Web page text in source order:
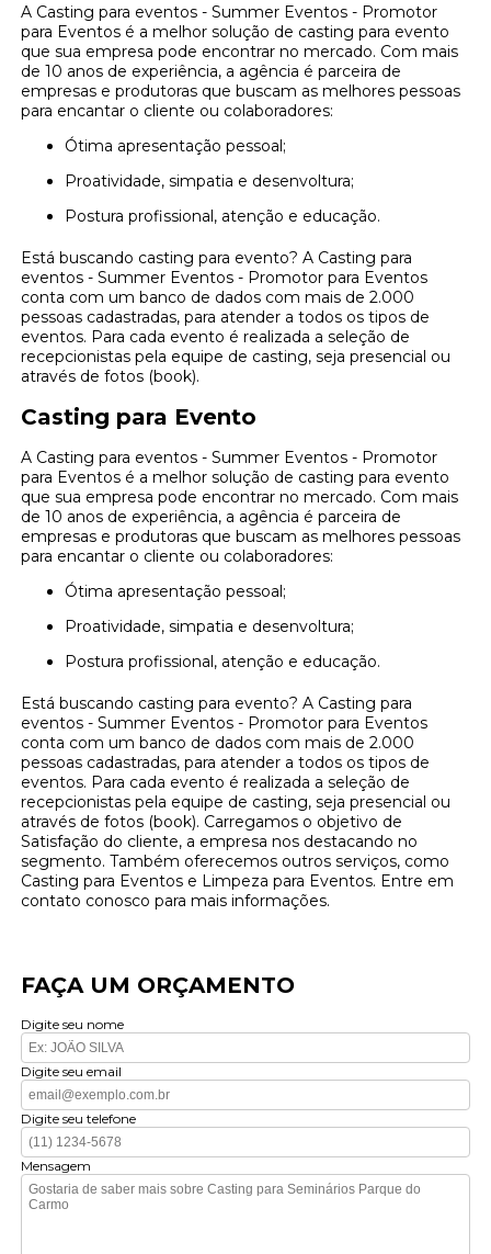
A Casting para eventos - Summer Eventos - Promotor
para Eventos é a melhor solução de casting para evento
que sua empresa pode encontrar no mercado. Com mais
de 10 anos de experiência, a agência é parceira de
empresas e produtoras que buscam as melhores pessoas
para encantar o cliente ou colaboradores:
Ótima apresentação pessoal;
Proatividade, simpatia e desenvoltura;
Postura profissional, atenção e educação.
Está buscando casting para evento? A Casting para
eventos - Summer Eventos - Promotor para Eventos
conta com um banco de dados com mais de 2.000
pessoas cadastradas, para atender a todos os tipos de
eventos. Para cada evento é realizada a seleção de
recepcionistas pela equipe de casting, seja presencial ou
através de fotos (book).
Casting para Evento
A Casting para eventos - Summer Eventos - Promotor
para Eventos é a melhor solução de casting para evento
que sua empresa pode encontrar no mercado. Com mais
de 10 anos de experiência, a agência é parceira de
empresas e produtoras que buscam as melhores pessoas
para encantar o cliente ou colaboradores:
Ótima apresentação pessoal;
Proatividade, simpatia e desenvoltura;
Postura profissional, atenção e educação.
Está buscando casting para evento? A Casting para
eventos - Summer Eventos - Promotor para Eventos
conta com um banco de dados com mais de 2.000
pessoas cadastradas, para atender a todos os tipos de
eventos. Para cada evento é realizada a seleção de
recepcionistas pela equipe de casting, seja presencial ou
através de fotos (book). Carregamos o objetivo de
Satisfação do cliente, a empresa nos destacando no
segmento. Também oferecemos outros serviços, como
Casting para Eventos e Limpeza para Eventos. Entre em
contato conosco para mais informações.
FAÇA UM ORÇAMENTO
Digite seu nome
Digite seu email
Digite seu telefone
Mensagem